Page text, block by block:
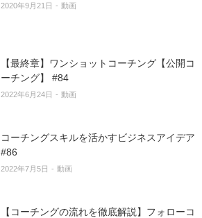
2020年9月21日 動画
【最終章】ワンショットコーチング【公開コ
ーチング】 #84
2022年6月24日 動画
コーチングスキルを活かすビジネスアイデア
#86
2022年7月5日 動画
【コーチングの流れを徹底解説】フォローコ